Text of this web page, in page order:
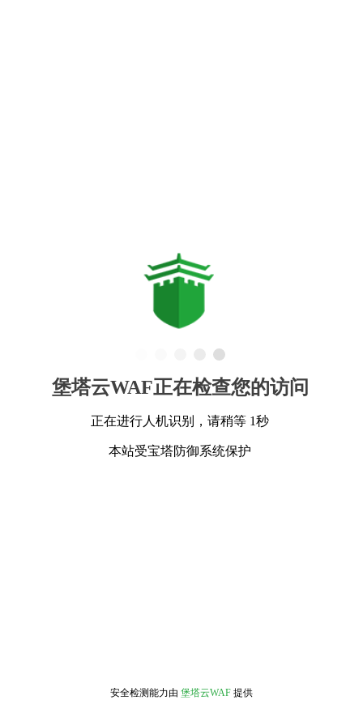
堡塔云WAF正在检查您的访问
正在进行人机识别，请稍等 1秒
本站受宝塔防御系统保护
安全检测能力由 堡塔云WAF 提供